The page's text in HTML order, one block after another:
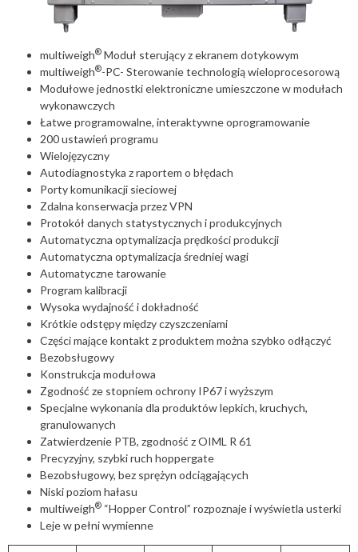
multiweigh® Moduł sterujący z ekranem dotykowym
multiweigh®-PC- Sterowanie technologią wieloprocesorową
Modułowe jednostki elektroniczne umieszczone w modułach
wykonawczych
Łatwe programowalne, interaktywne oprogramowanie
200 ustawień programu
Wielojęzyczny
Autodiagnostyka z raportem o błędach
Porty komunikacji sieciowej
Zdalna konserwacja przez VPN
Protokół danych statystycznych i produkcyjnych
Automatyczna optymalizacja prędkości produkcji
Automatyczna optymalizacja średniej wagi
Automatyczne tarowanie
Program kalibracji
Wysoka wydajność i dokładność
Krótkie odstępy między czyszczeniami
Części mające kontakt z produktem można szybko odłączyć
Bezobsługowy
Konstrukcja modułowa
Zgodność ze stopniem ochrony IP67 i wyższym
Specjalne wykonania dla produktów lepkich, kruchych,
granulowanych
Zatwierdzenie PTB, zgodność z OIML R 61
Precyzyjny, szybki ruch hoppergate
Bezobsługowy, bez sprężyn odciągających
Niski poziom hałasu
multiweigh® “Hopper Control” rozpoznaje i wyświetla usterki
Leje w pełni wymienne